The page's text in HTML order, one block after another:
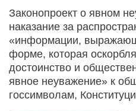
Законопроект о явном
наказание за
«информации,
форме, которая
достоинство и
явное неуважение» к
госсимволам,